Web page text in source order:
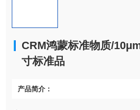
CRM鸿蒙标准物质/
寸标准品
产品简介：